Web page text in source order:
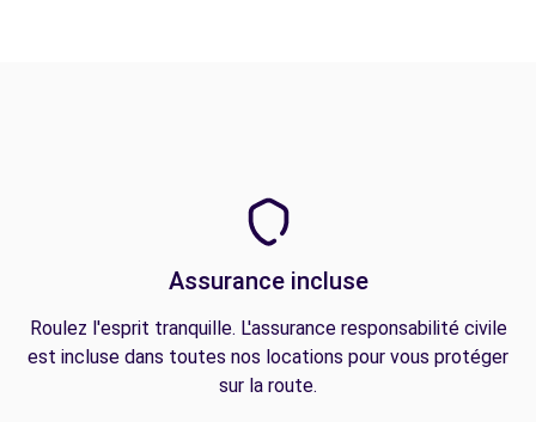
Assurance incluse
Roulez l'esprit tranquille. L'assurance responsabilité civile
est incluse dans toutes nos locations pour vous protéger
sur la route.